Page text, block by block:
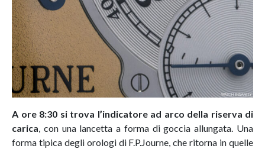
A ore 8:30 si trova l’indicatore ad arco della riserva di
carica, con una lancetta a forma di goccia allungata. Una
forma tipica degli orologi di F.P.Journe, che ritorna in quelle